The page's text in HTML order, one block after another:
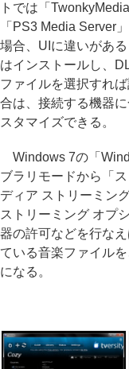
トでは「
「PS3 Media Server
場合、UIに違いがあ
はインストールし、
ファイルを選択すれ
合は、接続する機器
スタマイズできる。
Windows 7の「
ブラリモードから「
ディア ストリーミン
ストリーミング オプ
器の許可などを行な
ている音楽ファイル
になる。